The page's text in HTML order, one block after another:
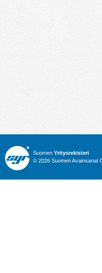
Suomen Yritysrekisteri
© 2026 Suomen Avainsanat